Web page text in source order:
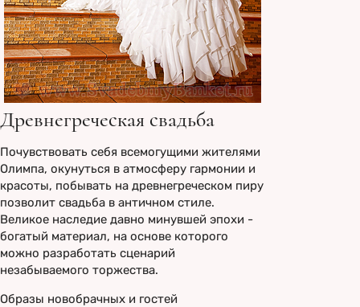
Древнегреческая свадьба
Почувствовать себя всемогущими жителями
Олимпа, окунуться в атмосферу гармонии и
красоты, побывать на древнегреческом пиру
позволит свадьба в античном стиле.
Великое наследие давно минувшей эпохи -
богатый материал, на основе которого
можно разработать сценарий
незабываемого торжества.
Образы новобрачных и гостей